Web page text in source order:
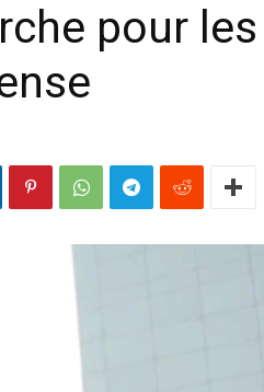
pour les